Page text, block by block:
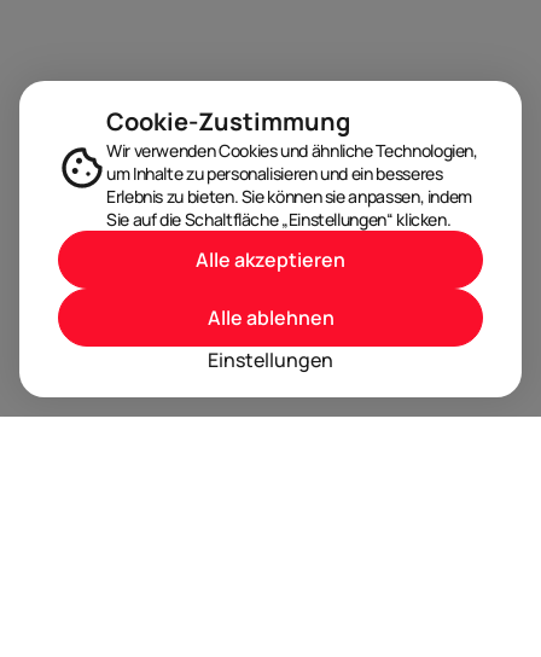
Cookie-Zustimmung
Wir verwenden Cookies und ähnliche Technologien,
um Inhalte zu personalisieren und ein besseres
Erlebnis zu bieten. Sie können sie anpassen, indem
Sie auf die Schaltfläche „Einstellungen“ klicken.
Einstellungen
Alle ablehnen
Alle akzeptieren